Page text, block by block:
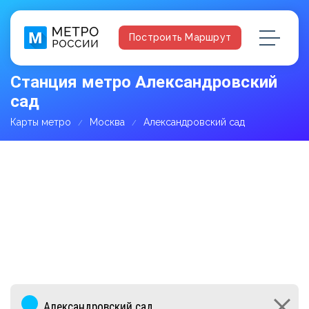
Построить Маршрут
Станция метро Александровский
сад
Карты метро Москва Александровский сад